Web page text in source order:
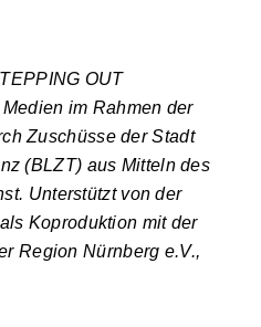
OUT
im Rahmen der
Zuschüsse der Stadt
(BLZT) aus Mitteln des
Unterstützt von der
Koproduktion mit der
Region Nürnberg e.V.,